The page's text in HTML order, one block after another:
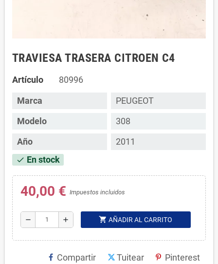
TRAVIESA TRASERA CITROEN C4
Artículo 80996
Marca
PEUGEOT
Modelo
308
Año
2011
check En stock
40,00 € Impuestos incluidos
remove add shopping_cart AÑADIR AL CARRITO
Compartir Tuitear Pinterest